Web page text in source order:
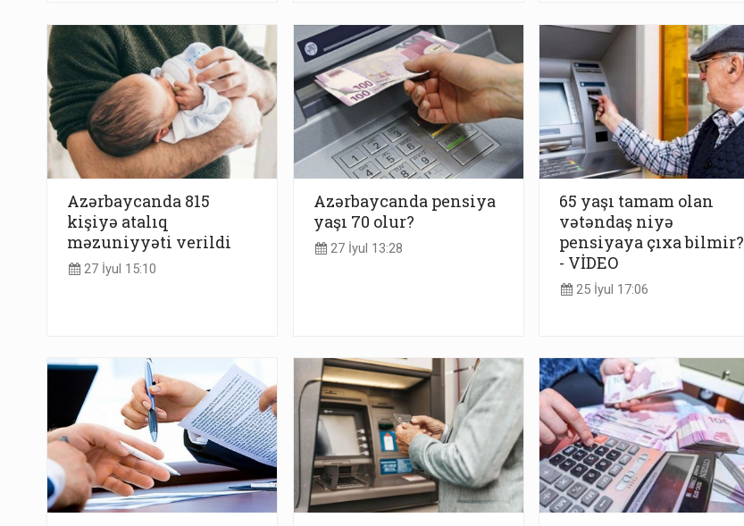
Azərbaycanda 815
kişiyə atalıq
məzuniyyəti verildi
27 İyul 15:10
Azərbaycanda pensiya
yaşı 70 olur?
27 İyul 13:28
65 yaşı tamam olan
vətəndaş niyə
pensiyaya çıxa bilmir?
- VİDEO
25 İyul 17:06